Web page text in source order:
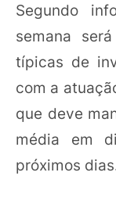
Segundo
semana
típicas de
com a
que deve
média em
próximos